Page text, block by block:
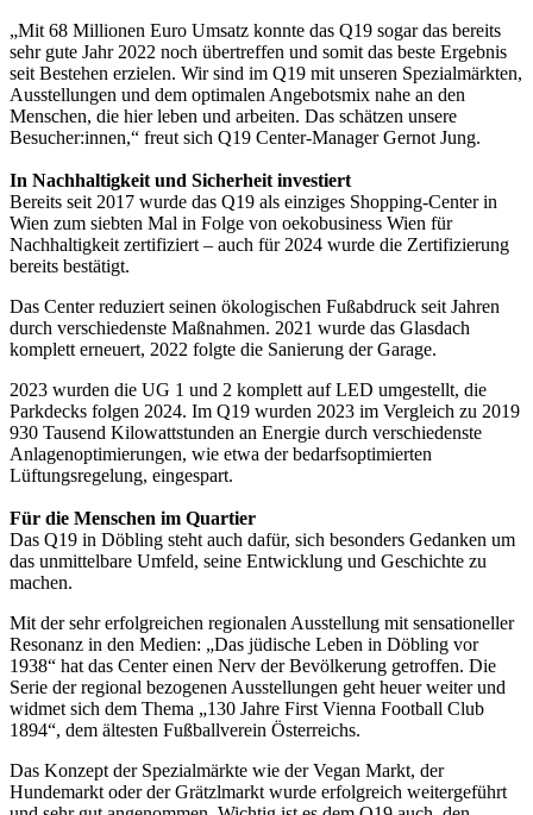
„Mit 68 Millionen Euro Umsatz konnte das Q19 sogar das bereits
sehr gute Jahr 2022 noch übertreffen und somit das beste Ergebnis
seit Bestehen erzielen. Wir sind im Q19 mit unseren Spezialmärkten,
Ausstellungen und dem optimalen Angebotsmix nahe an den
Menschen, die hier leben und arbeiten. Das schätzen unsere
Besucher:innen,“ freut sich Q19 Center-Manager Gernot Jung.
In Nachhaltigkeit und Sicherheit investiert
Bereits seit 2017 wurde das Q19 als einziges Shopping-Center in
Wien zum siebten Mal in Folge von oekobusiness Wien für
Nachhaltigkeit zertifiziert – auch für 2024 wurde die Zertifizierung
bereits bestätigt.
Das Center reduziert seinen ökologischen Fußabdruck seit Jahren
durch verschiedenste Maßnahmen. 2021 wurde das Glasdach
komplett erneuert, 2022 folgte die Sanierung der Garage.
2023 wurden die UG 1 und 2 komplett auf LED umgestellt, die
Parkdecks folgen 2024. Im Q19 wurden 2023 im Vergleich zu 2019
930 Tausend Kilowattstunden an Energie durch verschiedenste
Anlagenoptimierungen, wie etwa der bedarfsoptimierten
Lüftungsregelung, eingespart.
Für die Menschen im Quartier
Das Q19 in Döbling steht auch dafür, sich besonders Gedanken um
das unmittelbare Umfeld, seine Entwicklung und Geschichte zu
machen.
Mit der sehr erfolgreichen regionalen Ausstellung mit sensationeller
Resonanz in den Medien: „Das jüdische Leben in Döbling vor
1938“ hat das Center einen Nerv der Bevölkerung getroffen. Die
Serie der regional bezogenen Ausstellungen geht heuer weiter und
widmet sich dem Thema „130 Jahre First Vienna Football Club
1894“, dem ältesten Fußballverein Österreichs.
Das Konzept der Spezialmärkte wie der Vegan Markt, der
Hundemarkt oder der Grätzlmarkt wurde erfolgreich weitergeführt